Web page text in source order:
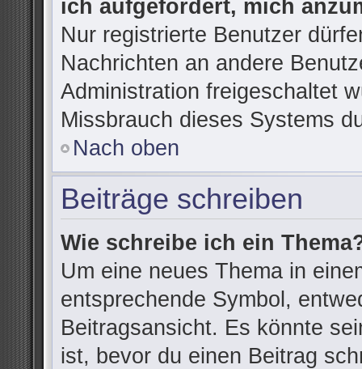
ich aufgefordert, mich
Nur registrierte Benutzer
Nachrichten an andere
Administration freigeschaltet
Missbrauch dieses Systems
Nach oben
Beiträge schreiben
Wie schreibe ich ein
Um eine neues Thema in
entsprechende Symbol,
Beitragsansicht. Es könnte
ist, bevor du einen Beitrag